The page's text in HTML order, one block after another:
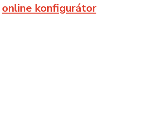
online konfigurátor